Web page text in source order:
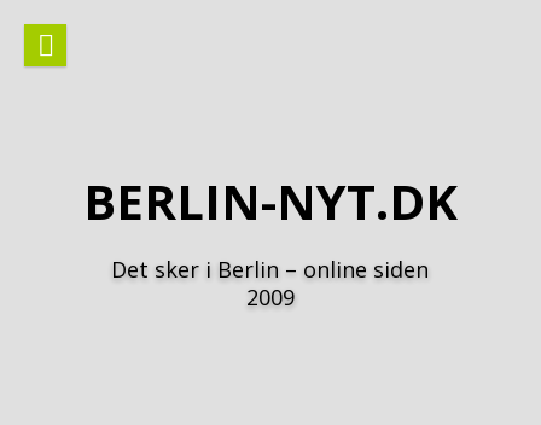
indhold
BERLIN-NYT.DK
Det sker i Berlin – online siden
2009